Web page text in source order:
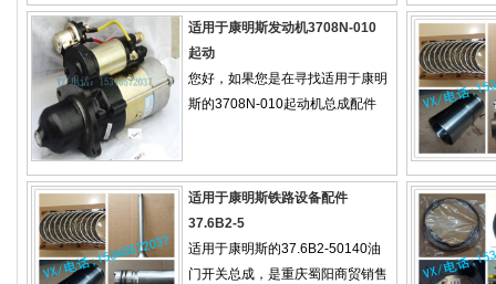
适用于康明斯发动机3708N-010
起动
您好，如果您是在寻找适用于康明
斯的3708N-010起动机总成配件
适用于康明斯铁路设备配件
37.6B2-5
适用于康明斯的37.6B2-50140油
门开关总成，是重庆蜀阳商贸销售